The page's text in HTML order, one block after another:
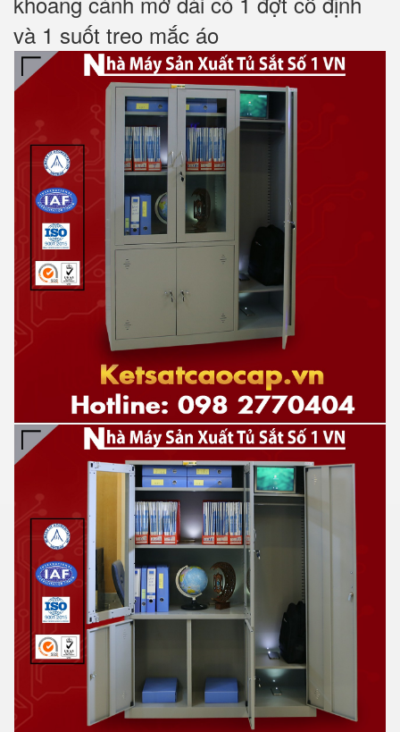
và 1 suốt treo mắc áo